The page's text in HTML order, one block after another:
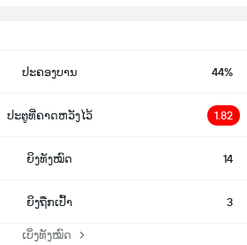
ປະຄອງບານ 44%
ປະຕູທີ່ຄາດຫວັງໄວ້ 1.82
ຍິງທັງໝົດ 14
ຍິງຖືກເປົ້າ 3
ເບິ່ງທັງໝົດ